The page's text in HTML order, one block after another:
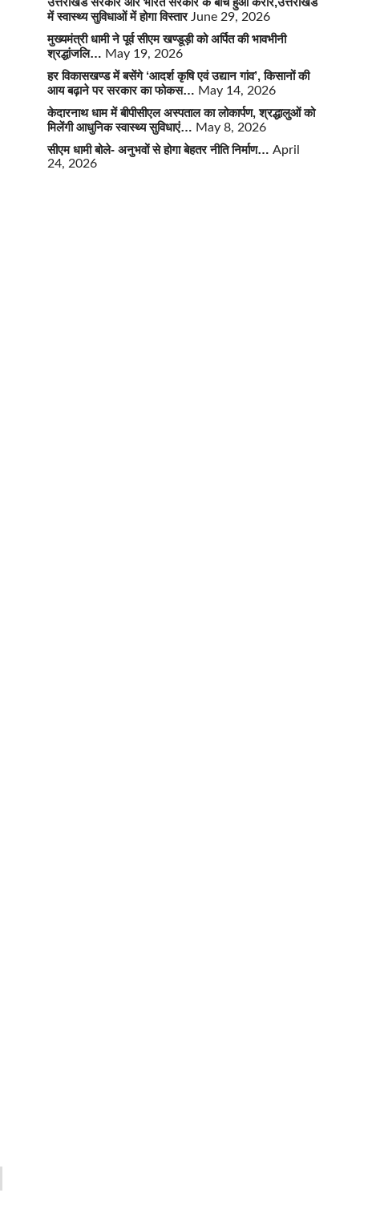
में स्वास्थ्य सुविधाओं में होगा विस्तार June 29, 2026
मुख्यमंत्री धामी ने पूर्व सीएम खण्डूड़ी को अर्पित की भावभीनी
श्रद्धांजलि… May 19, 2026
हर विकासखण्ड में बसेंगे ‘आदर्श कृषि एवं उद्यान गांव’, किसानों की
आय बढ़ाने पर सरकार का फोकस… May 14, 2026
केदारनाथ धाम में बीपीसीएल अस्पताल का लोकार्पण, श्रद्धालुओं को
मिलेंगी आधुनिक स्वास्थ्य सुविधाएं… May 8, 2026
सीएम धामी बोले- अनुभवों से होगा बेहतर नीति निर्माण… April
24, 2026